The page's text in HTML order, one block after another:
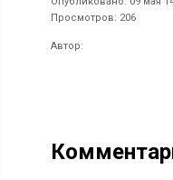
Просмотров: 206
Автор: